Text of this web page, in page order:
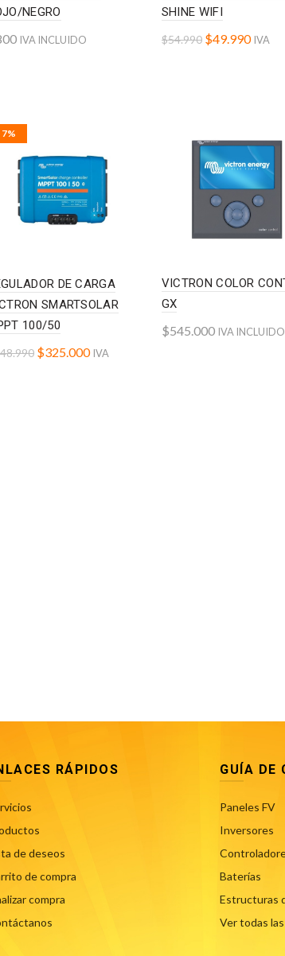
NEGRO
IVA INCLUIDO
SHINE WIFI
$54.990 $49.990 IVA
DE CARGA
SMARTSOLAR
100/50
$325.000 IVA
VICTRON COLOR
GX
$545.000 IVA INCLUIDO
RÁPIDOS
de deseos
de compra
compra
GUÍA DE
Paneles FV
Inversores
Baterías
Estructuras
Ver todas